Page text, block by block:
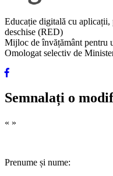
Educație digitală cu aplicații,
deschise (RED)
Mijloc de învățământ pentru
Omologat selectiv de
Semnalați o
« »
Prenume și nume: